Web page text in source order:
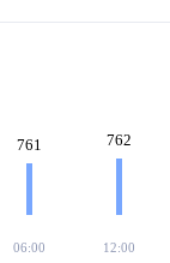
761
06:00
762
12:00